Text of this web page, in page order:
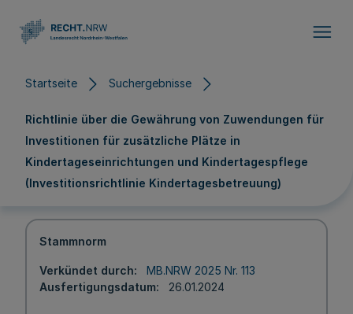
Startseite Suchergebnisse
Richtlinie über die Gewährung von Zuwendungen für
Investitionen für zusätzliche Plätze in
Kindertageseinrichtungen und Kindertagespflege
(Investitionsrichtlinie Kindertagesbetreuung)
Stammnorm
Verkündet durch
MB.NRW 2025 Nr. 113
Ausfertigungsdatum
26.01.2024